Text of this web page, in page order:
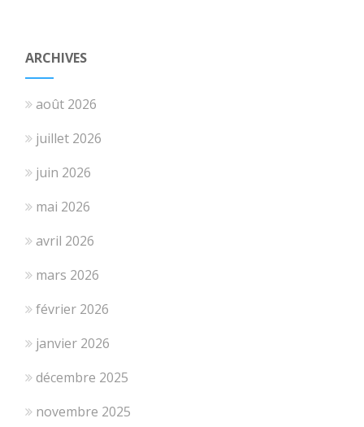
ARCHIVES
août 2026
juillet 2026
juin 2026
mai 2026
avril 2026
mars 2026
février 2026
janvier 2026
décembre 2025
novembre 2025